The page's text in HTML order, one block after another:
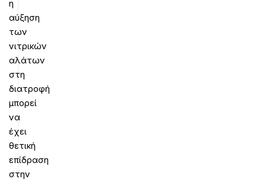
η
αύξηση
των
νιτρικών
αλάτων
στη
διατροφή
μπορεί
να
έχει
θετική
επίδραση
στην